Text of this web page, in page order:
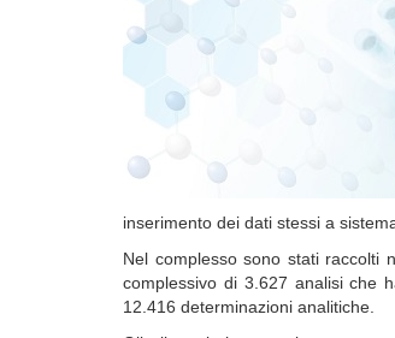
inserimento dei dati stessi a
Nel complesso sono stati raccolti
complessivo di 3.627 analisi che
12.416 determinazioni analitiche.